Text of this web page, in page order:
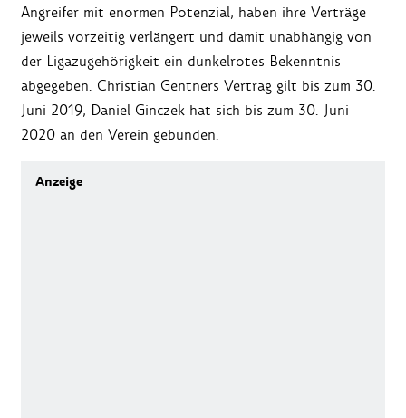
Angreifer mit enormen Potenzial, haben ihre Verträge
jeweils vorzeitig verlängert und damit unabhängig von
der Ligazugehörigkeit ein dunkelrotes Bekenntnis
abgegeben. Christian Gentners Vertrag gilt bis zum 30.
Juni 2019, Daniel Ginczek hat sich bis zum 30. Juni
2020 an den Verein gebunden.